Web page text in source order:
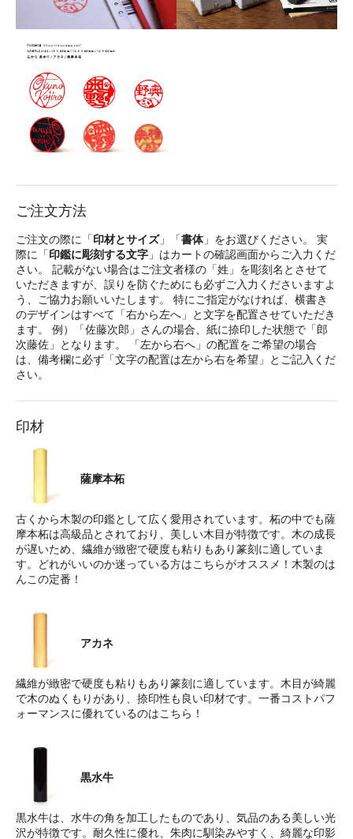
ご注文方法
ご注文の際に「印材とサイズ」「書体」をお選びください。 実
際に「印鑑に彫刻する文字 」はカートの確認画面からご入力くだ
さい。 記載がない場合はご注文者様の「姓」を彫刻名とさせて
いただきますが、誤りを防ぐためにも必ずご入力くださいますよ
う、ご協力お願いいたします。 特にご指定がなければ、横書き
のデザインはすべて「右から左へ」と文字を配置させていただき
ます。 例）「佐藤次郎」さんの場合、紙に捺印した状態で「郎
次藤佐」となります。 「左から右へ」の配置をご希望の場合
は、備考欄に必ず「文字の配置は左から右を希望」とご記入くだ
さい。
印材
薩摩本柘
古くから木製の印鑑として広く愛用されています。柘の中でも薩
摩本柘は高級品とされており、美しい木目が特徴です。木の成長
が遅いため、繊維が緻密で硬度も粘りもあり篆刻に適していま
す。どれがいいのか迷っている方はこちらがオススメ！木製のは
んこの定番！
アカネ
繊維が緻密で硬度も粘りもあり篆刻に適しています。木目が綺麗
で木のぬくもりがあり、捺印性も良い印材です。一番コストパフ
ォーマンスに優れているのはこちら！
黒水牛
黒水牛は、水牛の角を加工したものであり、気品のある美しい光
沢が特徴です。耐久性に優れ、朱肉に馴染みやすく、綺麗な印影